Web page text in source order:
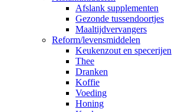
Afslank supplementen
Gezonde tussendoortjes
Maaltijdvervangers
Reform/levensmiddelen
Keukenzout en specerijen
Thee
Dranken
Koffie
Voeding
Honing